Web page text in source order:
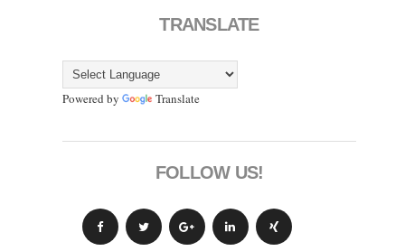
TRANSLATE
Powered by Translate
FOLLOW US!